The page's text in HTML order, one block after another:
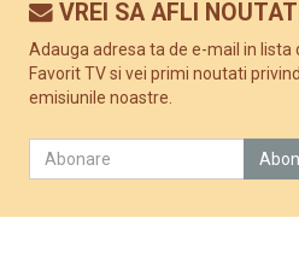
VREI SA AFLI
Adauga adresa ta de e-mail in lista
Favorit TV si vei primi noutati
emisiunile noastre.